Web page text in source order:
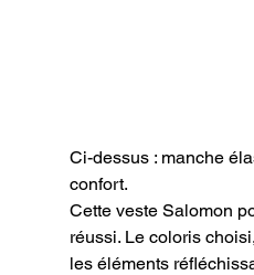
Ci-dessus : manche
confort.
Cette veste Salomon
réussi. Le coloris
les éléments